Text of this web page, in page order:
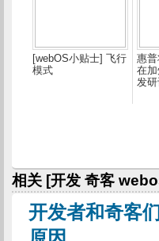
[webOS小贴士] 飞行
模式
惠普
在
发
相关 [开发 奇客
开发者和奇客